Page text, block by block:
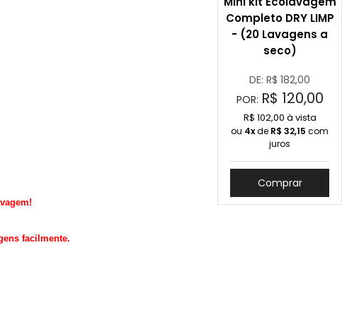
Completo DRY LIMP
- (20 Lavagens a
seco)
DE: R$ 182,00
POR: R$ 120,00
R$ 102,00 à vista
ou 4xde R$ 32,15 com
juros
Comprar
facilmente.